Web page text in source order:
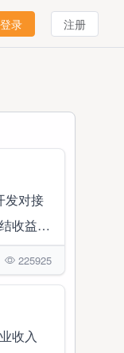
登录 注册
发对接
收益
225925
收入